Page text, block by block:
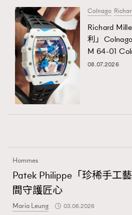
Colnago
Richard
利」
M 64-01
08.07.2026
Hommes
Patek Philippe「珍稀手工
間守護匠心
Maria Leung 03.06.2026